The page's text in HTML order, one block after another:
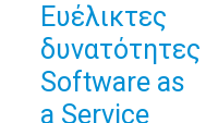
Ευέλικτες
δυνατότητες
Software as
a Service